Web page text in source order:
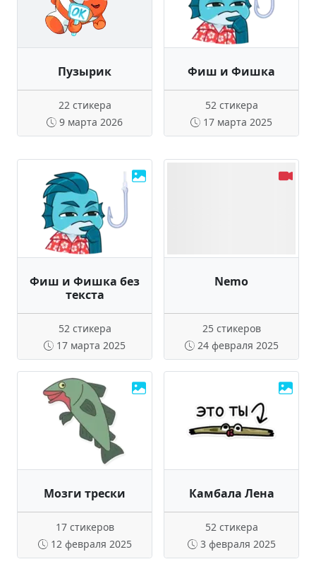
Пузырик
22 стикера
9 марта 2026
Фиш и Фишка
52 стикера
17 марта 2025
Фиш и Фишка без
текста
52 стикера
17 марта 2025
Nemo
25 стикеров
24 февраля 2025
Мозги трески
17 стикеров
12 февраля 2025
Камбала Лена
52 стикера
3 февраля 2025